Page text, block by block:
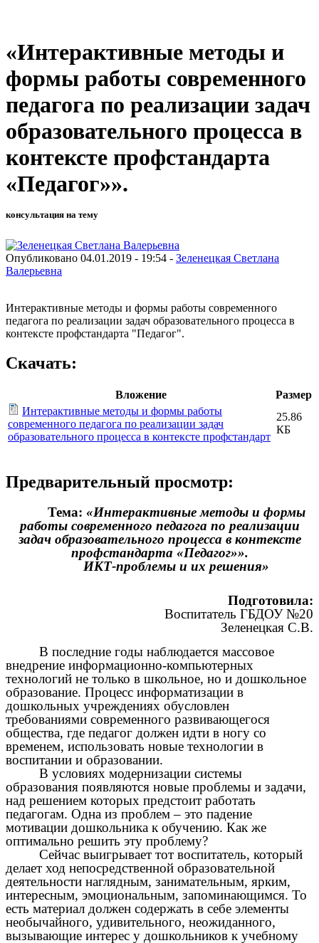
«Интерактивные методы и
формы работы современного
педагога по реализации задач
образовательного процесса в
контексте профстандарта
«Педагог»».
консультация на тему
Опубликовано 04.01.2019 - 19:54 - Зеленецкая Светлана
Валерьевна
Интерактивные методы и формы работы современного
педагога по реализации задач образовательного процесса в
контексте профстандарта "Педагог".
Скачать:
Вложение
Размер
Интерактивные методы и формы работы
современного педагога по реализации задач
образовательного процесса в контексте профстандарт
25.86
КБ
Предварительный просмотр:
Тема: «Интерактивные методы и формы
работы современного педагога по реализации
задач образовательного процесса в контексте
профстандарта «Педагог»».
ИКТ-проблемы и их решения»
Подготовила:
Воспитатель ГБДОУ №20
Зеленецкая С.В.
В последние годы наблюдается массовое
внедрение информационно-компьютерных
технологий не только в школьное, но и дошкольное
образование. Процесс информатизации в
дошкольных учреждениях обусловлен
требованиями современного развивающегося
общества, где педагог должен идти в ногу со
временем, использовать новые технологии в
воспитании и образовании.
В условиях модернизации системы
образования появляются новые проблемы и задачи,
над решением которых предстоит работать
педагогам. Одна из проблем – это падение
мотивации дошкольника к обучению. Как же
оптимально решить эту проблему?
Сейчас выигрывает тот воспитатель, который
делает ход непосредственной образовательной
деятельности наглядным, занимательным, ярким,
интересным, эмоциональным, запоминающимся. То
есть материал должен содержать в себе элементы
необычайного, удивительного, неожиданного,
вызывающие интерес у дошкольников к учебному